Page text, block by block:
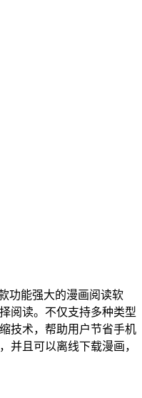
能强大的漫画阅读软
阅读。不仅支持多种类型
技术，帮助用户节省手机
并且可以离线下载漫画，